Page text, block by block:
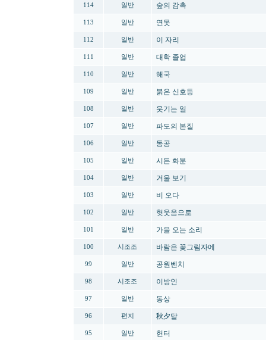
114 일반 숲의 감촉
113 일반 연못
112 일반 이 자리
111 일반 대학 졸업
110 일반 해국
109 일반 붉은 신호등
108 일반 웃기는 일
107 일반 파도의 본질
106 일반 동공
105 일반 시든 화분
104 일반 거울 보기
103 일반 비 오다
102 일반 헛웃음으로
101 일반 가을 오는 소리
100 시조조 바람은 꽃그림자에
99 일반 공원벤치
98 시조조 이방인
97 일반 동상
96 편지 秋夕달
95 일반 헌터